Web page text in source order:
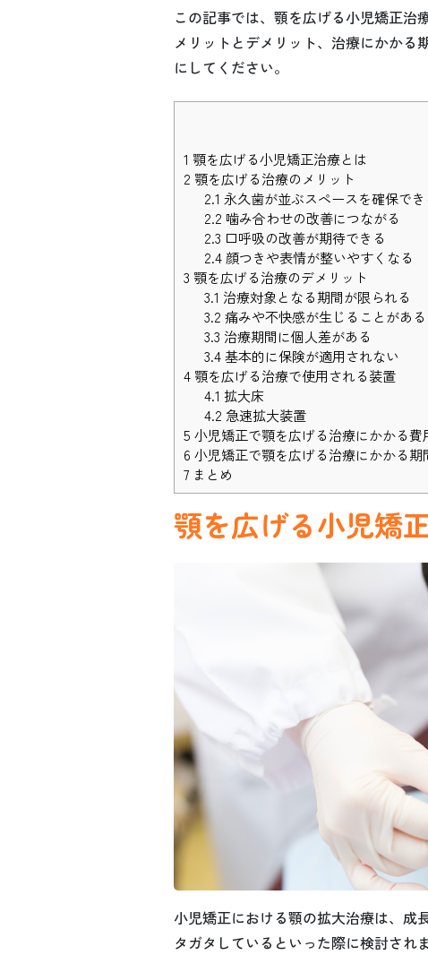
この記事では、顎を広げる小児矯正治
メリットとデメリット、治療にかかる
にしてください。
1 顎を広げる小児矯正治療とは
2 顎を広げる治療のメリット
2.1 永久歯が並ぶスペースを確保でき
2.2 噛み合わせの改善につながる
2.3 口呼吸の改善が期待できる
2.4顔つきや表情が整いやすくなる
3 顎を広げる治療のデメリット
3.1 治療対象となる期間が限られる
3.2 痛みや不快感が生じることがある
3.3 治療期間に個人差がある
3.4基本的に保険が適用されない
4 顎を広げる治療で使用される装置
4.1 拡大床
4.2 急速拡大装置
5 小児矯正で顎を広げる治療にかかる費
6 小児矯正で顎を広げる治療にかかる期
7 まとめ
顎を広げる小児矯
小児矯正における顎の拡大治療は、成
タガタしているといった際に検討され